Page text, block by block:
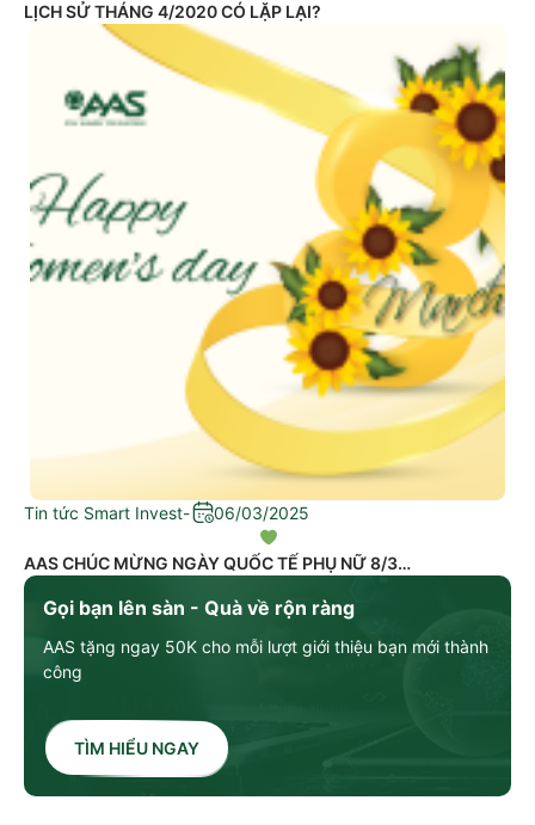
Gọi bạn lên sàn - Quà về rộn ràng
AAS tặng ngay 50K cho mỗi lượt giới thiệu bạn mới thành
công
TÌM HIỂU NGAY
LỊCH SỬ THÁNG 4/2020 CÓ LẶP LẠI?
Tin tức Smart Invest- 06/03/2025
AAS CHÚC MỪNG NGÀY QUỐC TẾ PHỤ NỮ 8/3